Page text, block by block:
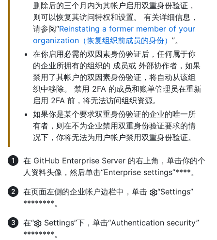
删除后的三个月内为其帐户启用双重身份验证，
则可以恢复其访问特权和设置。 有关详细信息，
请参阅“Reinstating a former member of your
organization（恢复组织前成员的身份） ”。
在你启用必需的双因素身份验证后，任何属于你
的企业所拥有的组织的 成员或 外部协作者，如果
禁用了其帐户的双因素身份验证，将自动从该组
织中移除。 禁用 2FA 的成员和账单管理员在重新
启用 2FA 前，将无法访问组织资源。
如果你是某个要求双重身份验证的企业的唯一所
有者，则在不为企业禁用双重身份验证要求的情
况下，你将无法为用户帐户禁用双重身份验证。
在 GitHub Enterprise Server 的右上角，单击你的个
人资料头像，然后单击“Enterprise settings”****。
在页面左侧的企业帐户边栏中，单击
“Settings”
********。
在“
Settings”下，单击“Authentication security”
********。